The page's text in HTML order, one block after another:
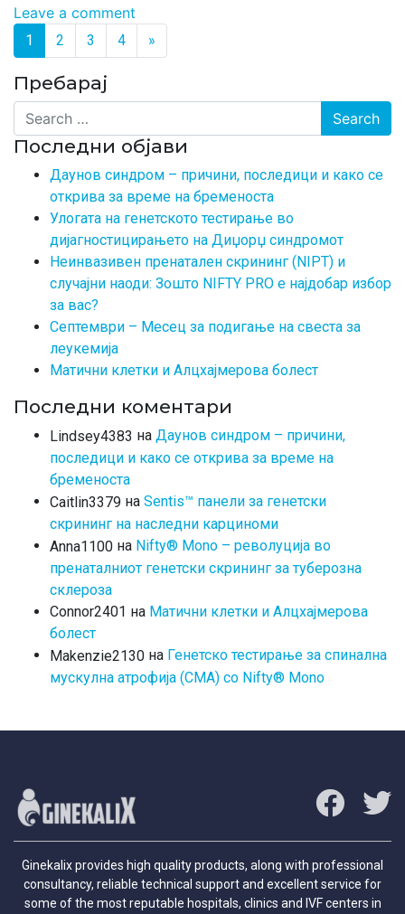
Leave a comment
Posts navigation
1 2 3 4 »
Пребарај
Search
Последни објави
Даунов синдром – причини, последици и како се
открива за време на бременоста
Улогата на генетското тестирање во
дијагностицирањето на Диџорџ синдромот
Неинвазивен пренатален скрининг (NIPT) и
случајни наоди: Зошто NIFTY PRO е најдобар избор
за вас?
Септември – Месец за подигање на свеста за
леукемија
Матични клетки и Алцхајмерова болест
Последни коментари
Lindsey4383 на Даунов синдром – причини,
последици и како се открива за време на
бременоста
Caitlin3379 на Sentis™ панели за генетски
скрининг на наследни карциноми
Anna1100 на Nifty® Mono – револуција во
пренаталниот генетски скрининг за туберозна
склероза
Connor2401 на Матични клетки и Алцхајмерова
болест
Makenzie2130 на Генетско тестирање за спинална
мускулна атрофија (СМА) со Nifty® Mono
Ginekalix provides high quality products, along with professional
consultancy, reliable technical support and excellent service for
some of the most reputable hospitals, clinics and IVF centers in